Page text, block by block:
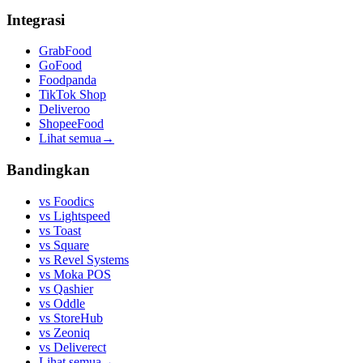
Integrasi
GrabFood
GoFood
Foodpanda
TikTok Shop
Deliveroo
ShopeeFood
Lihat semua →
Bandingkan
vs Foodics
vs Lightspeed
vs Toast
vs Square
vs Revel Systems
vs Moka POS
vs Qashier
vs Oddle
vs StoreHub
vs Zeoniq
vs Deliverect